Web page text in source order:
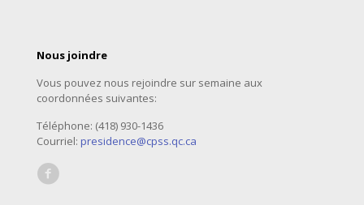
Nous joindre
Vous pouvez nous rejoindre sur semaine aux
coordonnées suivantes:
Téléphone: (418) 930-1436
Courriel: presidence@cpss.qc.ca